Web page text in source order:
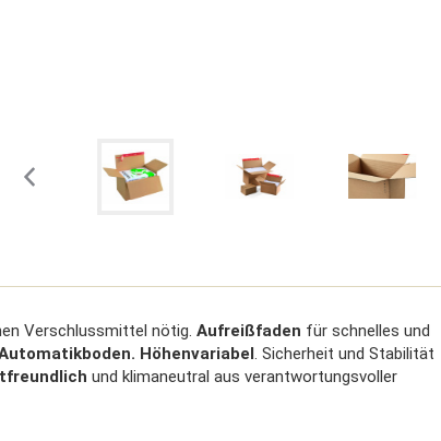
Verschlussmittel nötig. Aufreißfaden für schnelles und
Höhenvariabel. Sicherheit und Stabilität
und klimaneutral aus verantwortungsvoller